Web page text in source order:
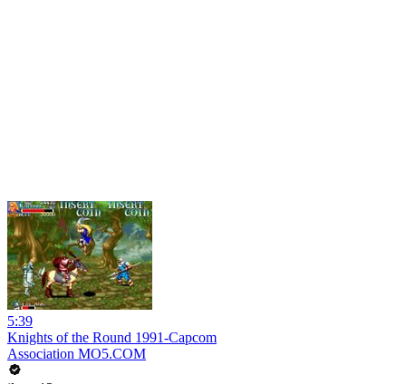
5:39
Knights of the Round 1991-Capcom
Association MO5.COM